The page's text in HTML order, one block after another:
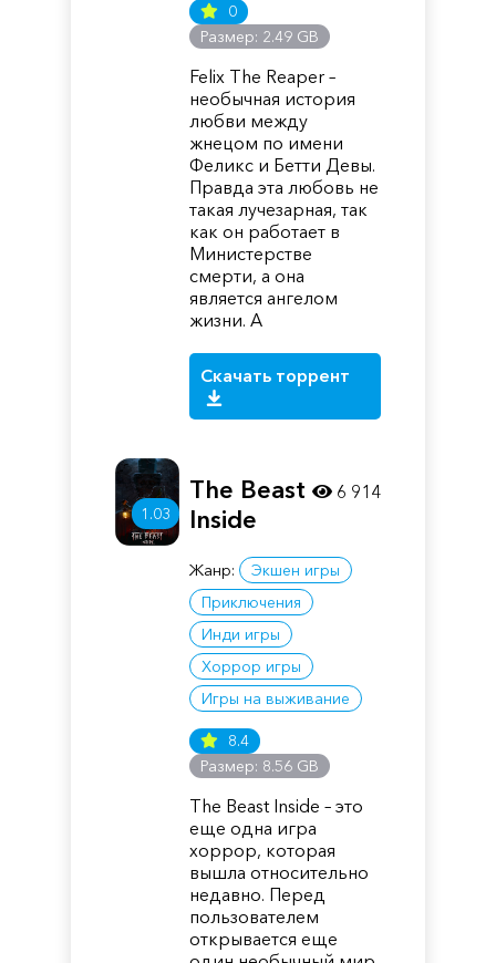
0
Размер: 2.49 GB
Felix The Reaper –
необычная история
любви между
жнецом по имени
Феликс и Бетти Девы.
Правда эта любовь не
такая лучезарная, так
как он работает в
Министерстве
смерти, а она
является ангелом
жизни. А
Скачать торрент
1.03
The Beast
Inside
Жанр:
Экшен игры
Приключения
Инди игры
Хоррор игры
Игры на выживание
8.4
Размер: 8.56 GB
The Beast Inside – это
еще одна игра
хоррор, которая
вышла относительно
недавно. Перед
пользователем
открывается еще
6 914